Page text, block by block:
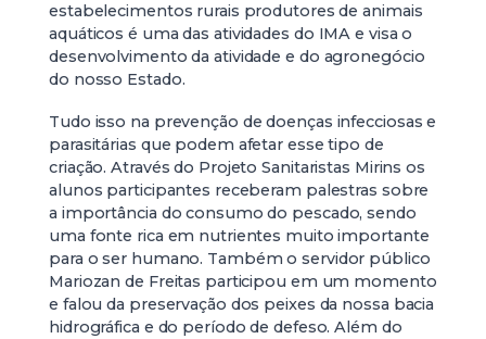
estabelecimentos rurais produtores de animais
aquáticos é uma das atividades do IMA e visa o
desenvolvimento da atividade e do agronegócio
do nosso Estado.
Tudo isso na prevenção de doenças infecciosas e
parasitárias que podem afetar esse tipo de
criação. Através do Projeto Sanitaristas Mirins os
alunos participantes receberam palestras sobre
a importância do consumo do pescado, sendo
uma fonte rica em nutrientes muito importante
para o ser humano. Também o servidor público
Mariozan de Freitas participou em um momento
e falou da preservação dos peixes da nossa bacia
hidrográfica e do período de defeso. Além do